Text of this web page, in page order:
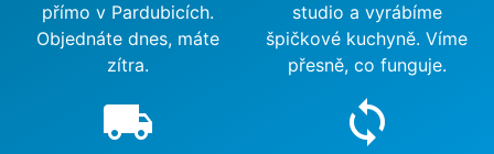
přímo v Pardubicích.
Objednáte dnes, máte
zítra.
studio a vyrábíme
špičkové kuchyně. Víme
přesně, co funguje.
local_shipping sync